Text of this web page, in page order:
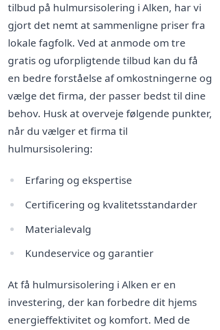
tilbud på hulmursisolering i Alken, har vi
gjort det nemt at sammenligne priser fra
lokale fagfolk. Ved at anmode om tre
gratis og uforpligtende tilbud kan du få
en bedre forståelse af omkostningerne og
vælge det firma, der passer bedst til dine
behov. Husk at overveje følgende punkter,
når du vælger et firma til
hulmursisolering:
Erfaring og ekspertise
Certificering og kvalitetsstandarder
Materialevalg
Kundeservice og garantier
At få hulmursisolering i Alken er en
investering, der kan forbedre dit hjems
energieffektivitet og komfort. Med de